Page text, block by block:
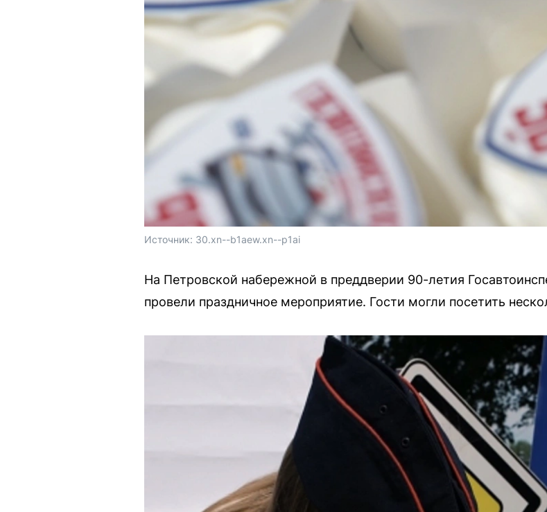
Источник: 30.xn--b1aew.xn--p1ai
На Петровской набережной в преддверии 90-летия
провели праздничное мероприятие. Гости могли посетить